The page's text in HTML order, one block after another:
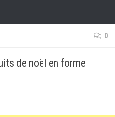
0
de noël en forme